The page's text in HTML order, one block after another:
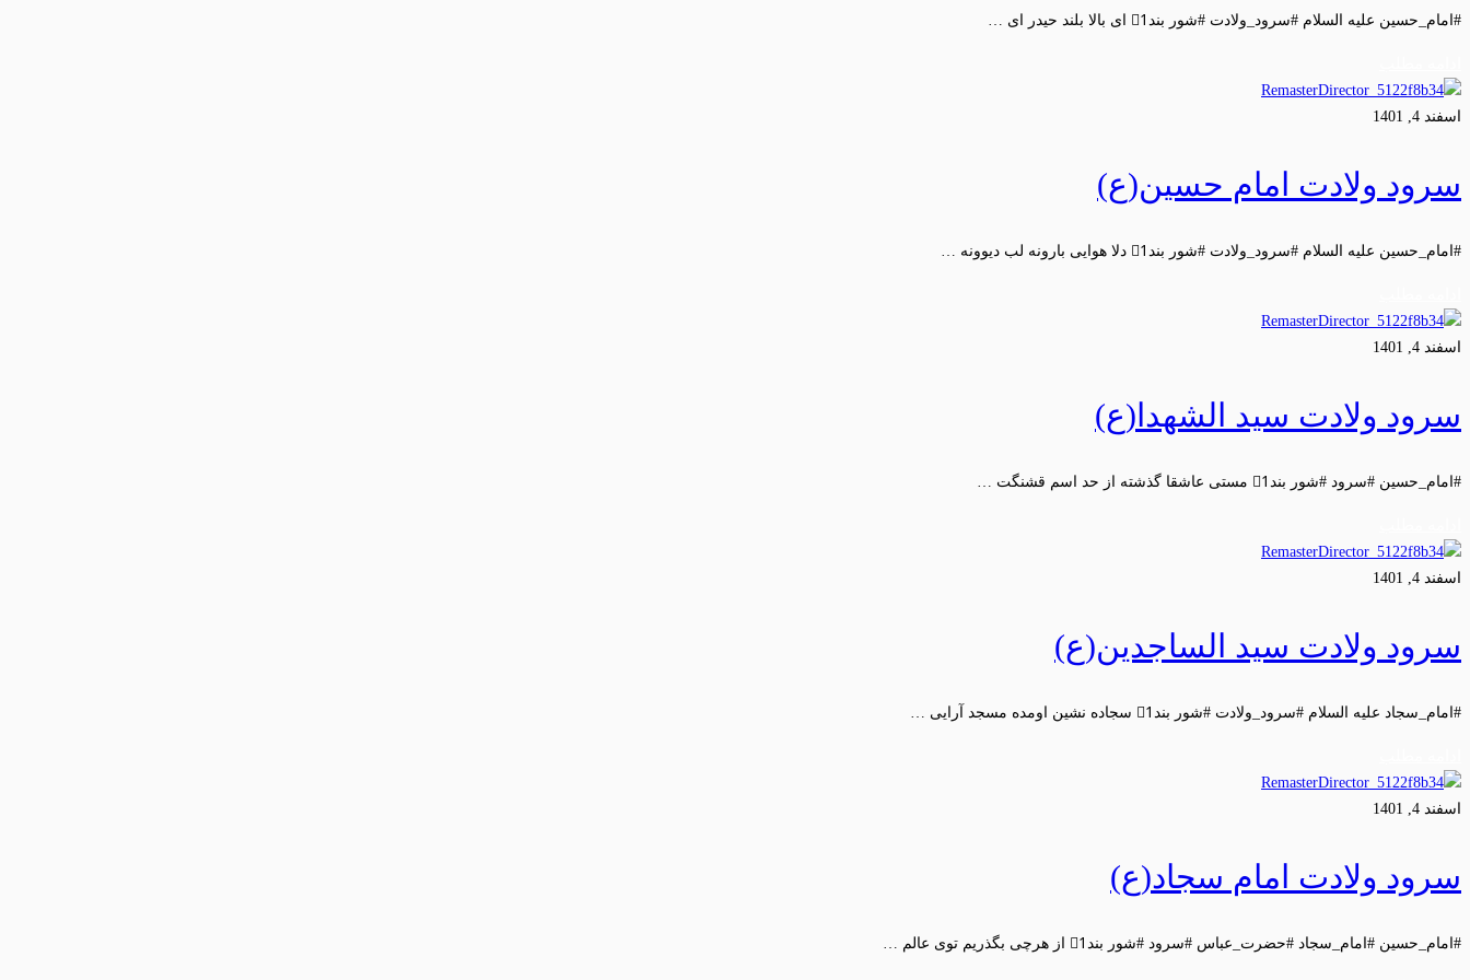
#امام_حسین علیه السلام #سرود_ولادت #شور بند1⃣ ای بالا بلند حیدر ای …
اسفند 4, 1401
سرود ولادت امام حسین(ع)
#امام_حسین علیه السلام #سرود_ولادت #شور بند1⃣ دلا هوایی بارونه لب دیوونه …
اسفند 4, 1401
سرود ولادت سید الشهدا(ع)
#امام_حسین #سرود #شور بند1⃣ مستی عاشقا گذشته از حد اسم قشنگت …
اسفند 4, 1401
سرود ولادت سید الساجدین(ع)
#امام_سجاد علیه السلام #سرود_ولادت #شور بند1⃣ سجاده نشین اومده مسجد آرایی …
اسفند 4, 1401
سرود ولادت امام سجاد(ع)
#امام_حسین #امام_سجاد #حضرت_عباس #سرود #شور بند1⃣ از هرچی بگذریم توی عالم …